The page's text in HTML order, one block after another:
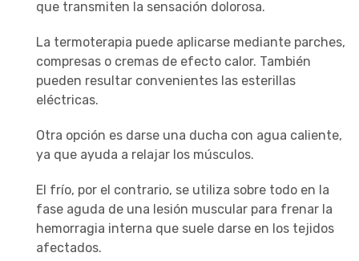
que transmiten la sensación dolorosa.
La termoterapia puede aplicarse mediante parches,
compresas o cremas de efecto calor. También
pueden resultar convenientes las esterillas
eléctricas.
Otra opción es darse una ducha con agua caliente,
ya que ayuda a relajar los músculos.
El frío, por el contrario, se utiliza sobre todo en la
fase aguda de una lesión muscular para frenar la
hemorragia interna que suele darse en los tejidos
afectados.